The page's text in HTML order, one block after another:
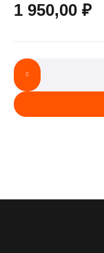
1 950,00 ₽